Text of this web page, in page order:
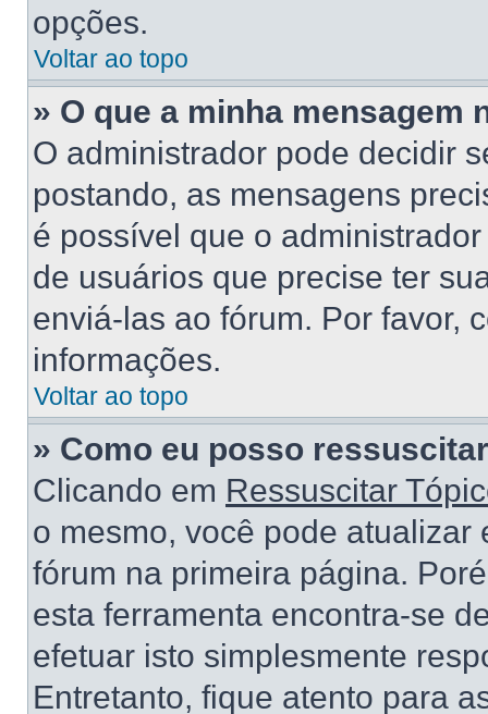
opções.
Voltar ao topo
» O que a minha mensagem
O administrador pode decidir
postando, as mensagens
é possível que o
de usuários que precise ter
enviá-las ao fórum. Por favor,
informações.
Voltar ao topo
» Como eu posso
Clicando em Ressuscitar
o mesmo, você pode
fórum na primeira página.
esta ferramenta encontra-se
efetuar isto simplesmente
Entretanto, fique atento para